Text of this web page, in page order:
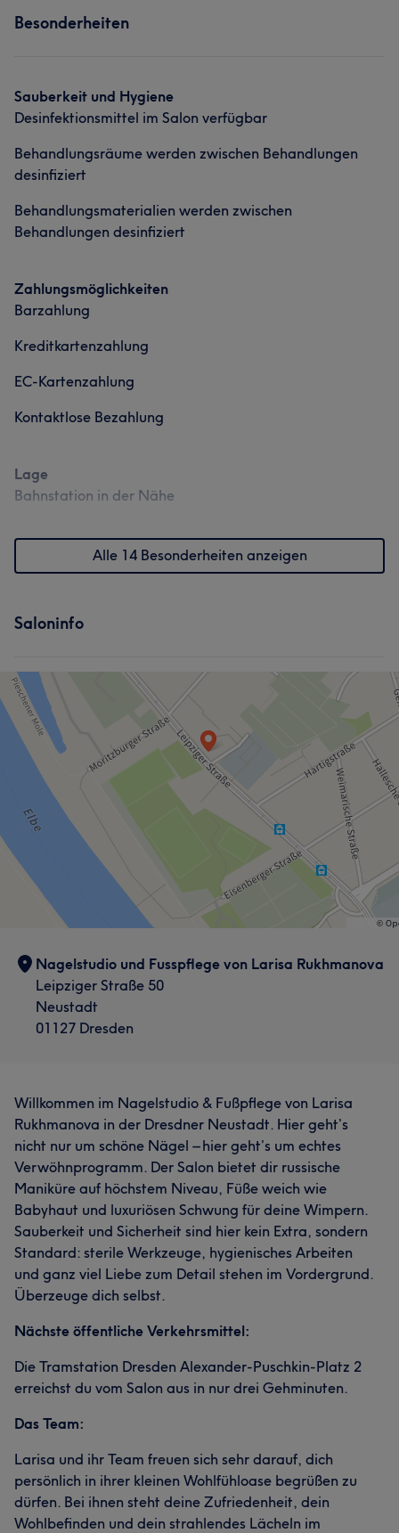
Portfolio
Portfolio
Besonderheiten
Sauberkeit und Hygiene
Desinfektionsmittel im Salon verfügbar
Behandlungsräume werden zwischen Behandlungen
desinfiziert
Behandlungsmaterialien werden zwischen
Behandlungen desinfiziert
Zahlungsmöglichkeiten
Barzahlung
Kreditkartenzahlung
EC-Kartenzahlung
Kontaktlose Bezahlung
Lage
Bahnstation in der Nähe
Alle 14 Besonderheiten anzeigen
Saloninfo
Nagelstudio und Fusspflege von Larisa Rukhmanova
Leipziger Straße 50
Neustadt
01127 Dresden
Willkommen im Nagelstudio & Fußpflege von Larisa
Rukhmanova in der Dresdner Neustadt. Hier geht’s
nicht nur um schöne Nägel – hier geht’s um echtes
Verwöhnprogramm. Der Salon bietet dir russische
Maniküre auf höchstem Niveau, Füße weich wie
Babyhaut und luxuriösen Schwung für deine Wimpern.
Sauberkeit und Sicherheit sind hier kein Extra, sondern
Standard: sterile Werkzeuge, hygienisches Arbeiten
und ganz viel Liebe zum Detail stehen im Vordergrund.
Überzeuge dich selbst.
Nächste öffentliche Verkehrsmittel:
Die Tramstation Dresden Alexander-Puschkin-Platz 2
erreichst du vom Salon aus in nur drei Gehminuten.
Das Team:
Larisa und ihr Team freuen sich sehr darauf, dich
persönlich in ihrer kleinen Wohlfühloase begrüßen zu
dürfen. Bei ihnen steht deine Zufriedenheit, dein
Wohlbefinden und dein strahlendes Lächeln im